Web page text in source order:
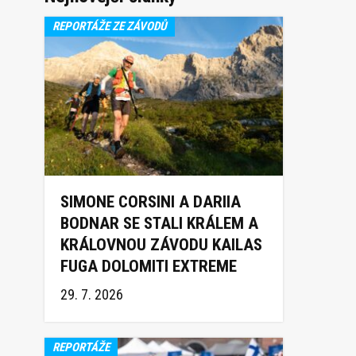
REPORTÁŽE ZE ZÁVODŮ
SIMONE CORSINI A DARIIA
BODNAR SE STALI KRÁLEM A
KRÁLOVNOU ZÁVODU KAILAS
FUGA DOLOMITI EXTREME
TRAIL 2026
29. 7. 2026
REPORTÁŽE